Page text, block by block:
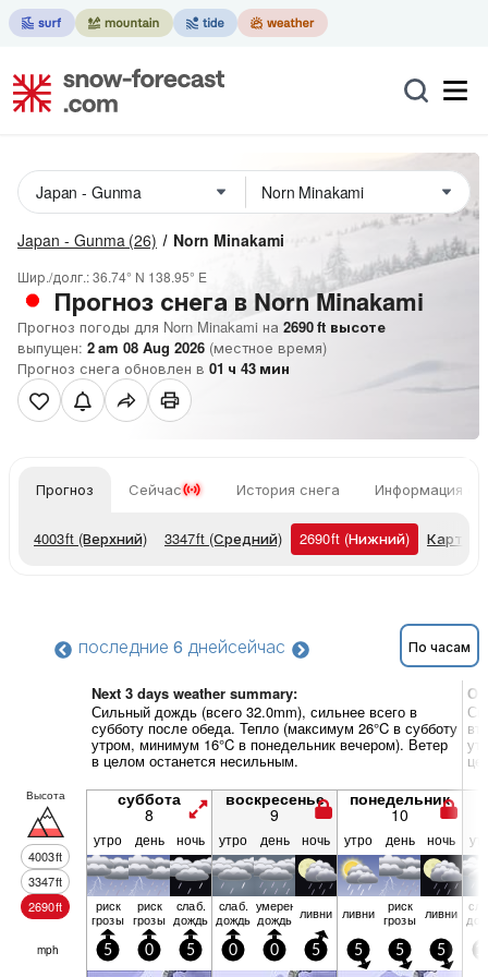
Japan - Gunma (26) Norn Minakami
Шир./долг.:36.74° N 138.95° E
Прогноз снега в Norn Minakami
Прогноз погоды для Norn Minakami на 2690ft высоте
выпущен: 2 am 08 Aug 2026 (местное время)
Прогноз снега обновлен в 01 ч 43 мин
Прогноз Сейчас История снега Информация о
4003ft (Верхний) 3347ft (Средний) 2690ft (Нижний) Карты
последние 6 днейсейчас По часам
Next 3 days weather summary:
Сильный дождь (всего 32.0mm), сильнее всего в
субботу после обеда. Тепло (максимум 26°C в субботу
утром, минимум 16°C в понедельник вечером). Ветер
в целом останется несильным.
Высота
4003ft
3347ft
2690ft
суббота
8
воскресенье
9
понедельник
10
утро день ночь утро день ночь утро день ночь
риск
грозы
риск
грозы
слаб.
дождь
слаб.
дождь
умерен.
дождь ливни ливни риск
грозы ливни
mph 5 0 5 0 0 5 5 5 5